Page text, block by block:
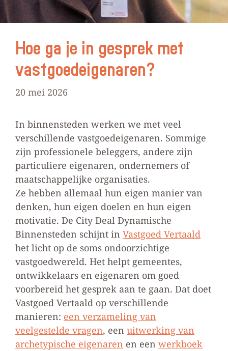
Hoe ga je in gesprek met
vastgoedeigenaren?
20 mei 2026
In binnensteden werken we met veel
verschillende vastgoedeigenaren. Sommige
zijn professionele beleggers, andere zijn
particuliere eigenaren, ondernemers of
maatschappelijke organisaties.
Ze hebben allemaal hun eigen manier van
denken, hun eigen doelen en hun eigen
motivatie. De City Deal Dynamische
Binnensteden schijnt in Vastgoed Vertaald
het licht op de soms ondoorzichtige
vastgoedwereld. Het helpt gemeentes,
ontwikkelaars en eigenaren om goed
voorbereid het gesprek aan te gaan. Dat doet
Vastgoed Vertaald op verschillende
manieren: een verzameling van
veelgestelde vragen, een uitwerking van
archetypische eigenaren en een werkboek